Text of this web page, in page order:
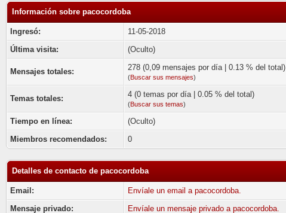
Información sobre pacocordoba
Ingresó:
11-05-2018
Última visita:
(Oculto)
Mensajes totales: 278 (0,09 mensajes por día | 0.13 % del total)
(Buscar sus mensajes)
Temas totales: 4 (0 temas por día | 0.05 % del total)
(Buscar sus temas)
Tiempo en línea:
(Oculto)
Miembros recomendados:
0
Detalles de contacto de pacocordoba
Email:
Envíale un email a pacocordoba.
Mensaje privado:
Envíale un mensaje privado a pacocordoba.